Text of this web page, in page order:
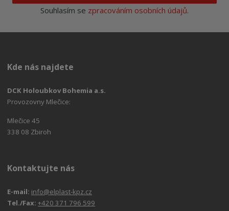
Souhlasím se zpracováním osobních údajů.
Kde nás najdete
DCK Holoubkov Bohemia a.s.
Provozovny Mlečice:
Mlečice 45
338 08 Zbiroh
Kontaktujte nás
E-mail: info@elplast-kpz.cz
Tel./Fax:+420 371 796 599